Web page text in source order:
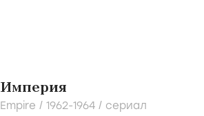
Империя
Empire / 1962-1964 / сериал